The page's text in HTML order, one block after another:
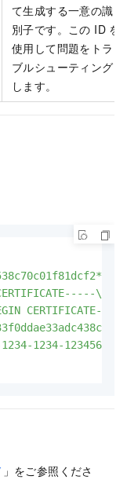
て生成する一意の識
別子です。この ID を
使用して問題をトラ
ブルシューティング
します。
CERTIFICATE-----
1234-
」をご参照くださ